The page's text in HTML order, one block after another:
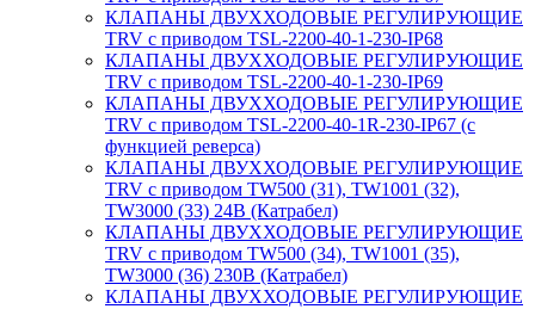
КЛАПАНЫ ДВУХХОДОВЫЕ РЕГУЛИРУЮЩИЕ
TRV с приводом TSL-2200-40-1-230-IP68
КЛАПАНЫ ДВУХХОДОВЫЕ РЕГУЛИРУЮЩИЕ
TRV с приводом TSL-2200-40-1-230-IP69
КЛАПАНЫ ДВУХХОДОВЫЕ РЕГУЛИРУЮЩИЕ
TRV с приводом TSL-2200-40-1R-230-IP67 (с
функцией реверса)
КЛАПАНЫ ДВУХХОДОВЫЕ РЕГУЛИРУЮЩИЕ
TRV с приводом TW500 (31), TW1001 (32),
TW3000 (33) 24В (Катрабел)
КЛАПАНЫ ДВУХХОДОВЫЕ РЕГУЛИРУЮЩИЕ
TRV с приводом TW500 (34), TW1001 (35),
TW3000 (36) 230В (Катрабел)
КЛАПАНЫ ДВУХХОДОВЫЕ РЕГУЛИРУЮЩИЕ